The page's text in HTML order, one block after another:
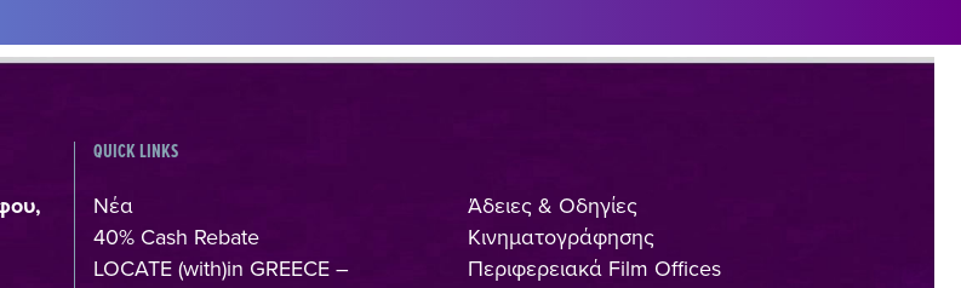
QUICK LINKS
Νέα
40% Cash Rebate
LOCATE (with)in GREECE –
Άδειες & Οδηγίες
Κινηματογράφησης
Περιφερειακά Film Offices